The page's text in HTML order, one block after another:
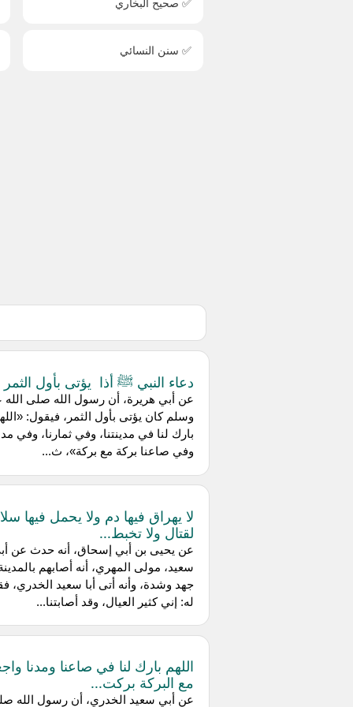
✅ سنن النسائي
دعاء النبي ﷺ أذا يؤتى بأول الثمر
عن أبي هريرة، أن رسول الله صلى الله
وسلم كان يؤتى بأول الثمر، فيقول:
بارك لنا في مدينتنا، وفي ثمارنا، وفي
وفي صاعنا بركة مع بركة»، ث...
لا يهراق فيها دم ولا يحمل فيها
لقتال ولا تخبط...
عن يحيى بن أبي إسحاق، أنه حدث عن
سعيد، مولى المهري، أنه أصابهم
جهد وشدة، وأنه أتى أبا سعيد الخدري،
له: إني كثير العيال، وقد أصابتنا...
اللهم بارك لنا في صاعنا ومدنا
مع البركة بركت...
عن أبي سعيد الخدري، أن رسول الله